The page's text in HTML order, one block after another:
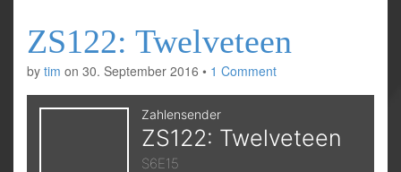
ZS122: Twelveteen
by tim on 30. September 2016 • 1 Comment